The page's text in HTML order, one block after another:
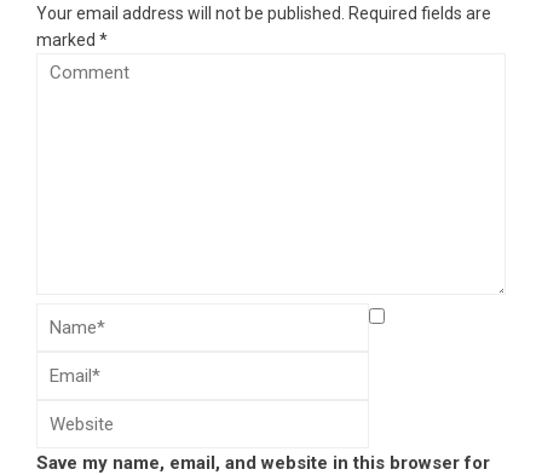
Your email address will not be published.
Required fields are
marked *
Save my name, email, and website in this browser for